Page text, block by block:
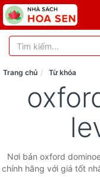
Trang chủ Từ khóa
Nơi bán oxford
chính hãng với giá tốt